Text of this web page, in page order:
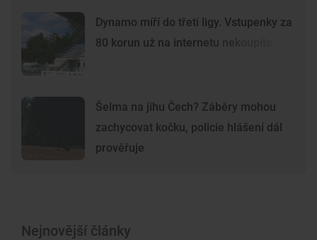
Dynamo míří do třetí ligy. Vstupenky za
80 korun už na internetu nekoupíte
Šelma na jihu Čech? Záběry mohou
zachycovat kočku, policie hlášení dál
prověřuje
Nejnovější články